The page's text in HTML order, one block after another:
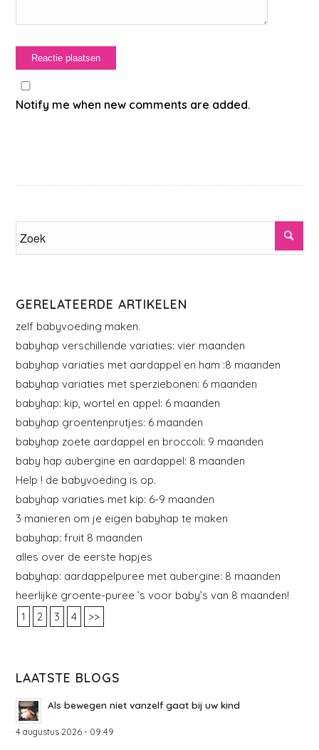
Notify me when new comments are added.
GERELATEERDE ARTIKELEN
zelf babyvoeding maken.
babyhap verschillende variaties: vier maanden
babyhap variaties met aardappel en ham :8 maanden
babyhap variaties met sperziebonen: 6 maanden
babyhap: kip, wortel en appel: 6 maanden
babyhap groentenprutjes: 6 maanden
babyhap zoete aardappel en broccoli: 9 maanden
baby hap aubergine en aardappel: 8 maanden
Help ! de babyvoeding is op.
babyhap variaties met kip: 6-9 maanden
3 manieren om je eigen babyhap te maken
babyhap: fruit 8 maanden
alles over de eerste hapjes
babyhap: aardappelpuree met aubergine: 8 maanden
heerlijke groente-puree ’s voor baby’s van 8 maanden!
1
2 3 4 >>
LAATSTE BLOGS
Als bewegen niet vanzelf gaat bij uw kind
4 augustus 2026 - 09:49